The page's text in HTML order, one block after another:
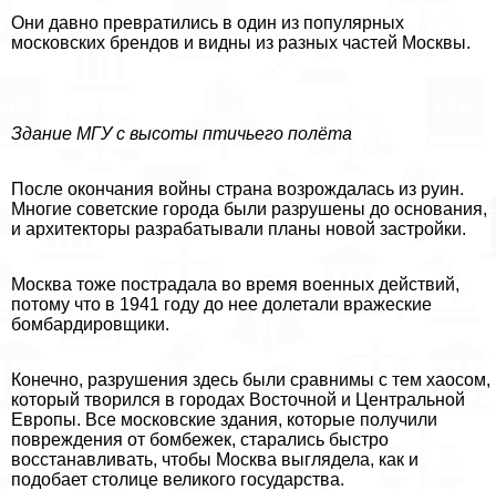
Они давно превратились в один из популярных
московских брендов и видны из разных частей Москвы.
Здание МГУ с высоты птичьего полёта
После окончания войны страна возрождалась из руин.
Многие советские города были разрушены до основания,
и архитекторы разpaбатывали планы новой застройки.
Москва тоже пострадала во время военных действий,
потому что в 1941 году до нее долетали вражеские
бомбардировщики.
Конечно, разрушения здесь были сравнимы с тем хаосом,
который творился в городах Восточной и Центральной
Европы. Все московские здания, которые получили
повреждения от бомбежек, старались быстро
восстанавливать, чтобы Москва выглядела, как и
подобает столице великого государства.